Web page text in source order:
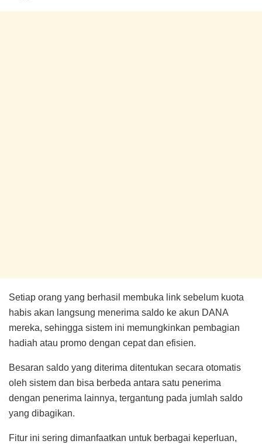
Setiap orang yang berhasil membuka link sebelum kuota
habis akan langsung menerima saldo ke akun DANA
mereka, sehingga sistem ini memungkinkan pembagian
hadiah atau promo dengan cepat dan efisien.
Besaran saldo yang diterima ditentukan secara otomatis
oleh sistem dan bisa berbeda antara satu penerima
dengan penerima lainnya, tergantung pada jumlah saldo
yang dibagikan.
Fitur ini sering dimanfaatkan untuk berbagai keperluan,